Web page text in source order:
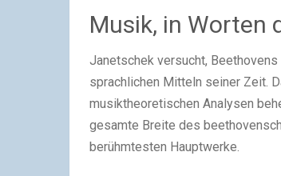
Musik, in Worten
Janetschek versucht,
sprachlichen Mitteln seiner Zeit.
musiktheoretischen Analysen
gesamte Breite des
berühmtesten Hauptwerke.